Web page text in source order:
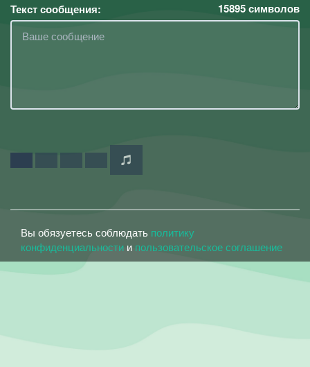
Текст сообщения: 15895символов
Вы обязуетесь соблюдать политику
конфиденциальности и пользовательское соглашение